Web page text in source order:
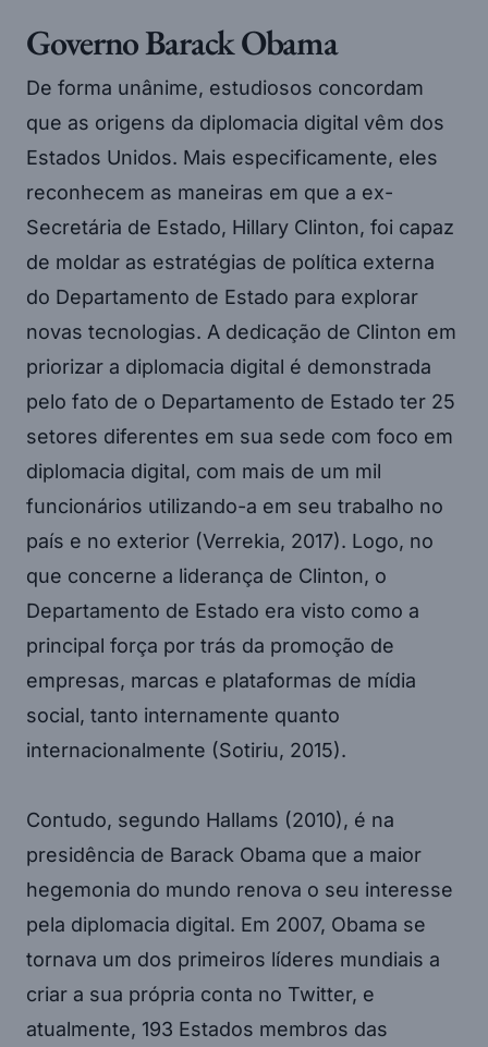
Governo Barack Obama
De forma unânime, estudiosos concordam
que as origens da diplomacia digital vêm dos
Estados Unidos. Mais especificamente, eles
reconhecem as maneiras em que a ex-
Secretária de Estado, Hillary Clinton, foi capaz
de moldar as estratégias de política externa
do Departamento de Estado para explorar
novas tecnologias. A dedicação de Clinton em
priorizar a diplomacia digital é demonstrada
pelo fato de o Departamento de Estado ter 25
setores diferentes em sua sede com foco em
diplomacia digital, com mais de um mil
funcionários utilizando-a em seu trabalho no
país e no exterior (Verrekia, 2017). Logo, no
que concerne a liderança de Clinton, o
Departamento de Estado era visto como a
principal força por trás da promoção de
empresas, marcas e plataformas de mídia
social, tanto internamente quanto
internacionalmente (Sotiriu, 2015).
Contudo, segundo Hallams (2010), é na
presidência de Barack Obama que a maior
hegemonia do mundo renova o seu interesse
pela diplomacia digital. Em 2007, Obama se
tornava um dos primeiros líderes mundiais a
criar a sua própria conta no Twitter, e
atualmente, 193 Estados membros das